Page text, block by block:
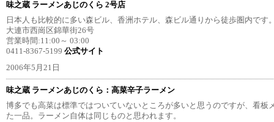
味之蔵 ラーメンあじのくら 2号店
日本人も比較的に多い森ビル、香洲ホテル、森ビル通りから徒歩圏内です
大連市西崗区錦華街26号
営業時間:11:00～ 03:00
0411-8367-5199 公式サイト
2006年5月21日
味之蔵 ラーメンあじのくら：高菜辛子ラーメン
博多でも高菜は標準ではついていないところが多いと思うのですが、看板
た一品。ラーメン自体は同じものと思われます。